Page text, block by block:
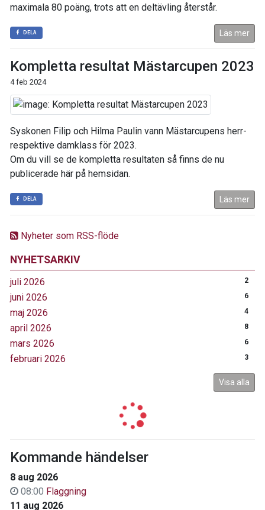
Nyheter som RSS-flöde
NYHETSARKIV
juli 2026 2
juni 2026 6
maj 2026 4
april 2026 8
mars 2026 6
februari 2026 3
Visa alla
Kommande händelser
8 aug 2026
08:00 Flaggning
11 aug 2026
maximala 80 poäng, trots att en deltävling återstår.
DELA Läs mer
Kompletta resultat Mästarcupen 2023
4 feb 2024
Syskonen Filip och Hilma Paulin vann Mästarcupens herr-
respektive damklass för 2023.
Om du vill se de kompletta resultaten så finns de nu
publicerade här på hemsidan.
DELA Läs mer